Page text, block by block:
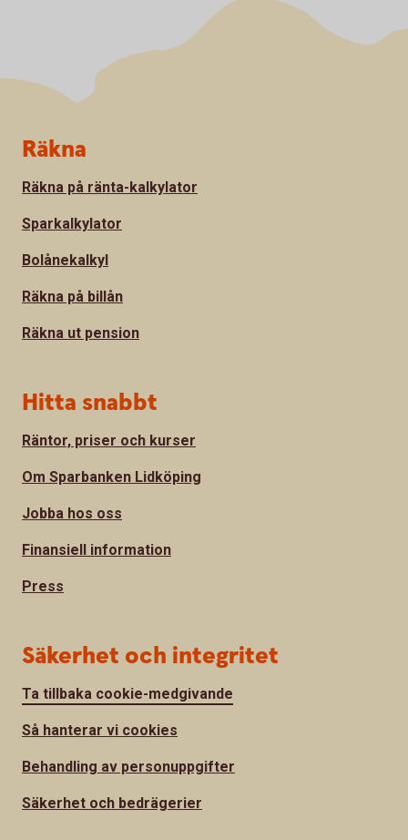
Sidfot
Räkna
Räkna på ränta-kalkylator
Sparkalkylator
Bolånekalkyl
Räkna på billån
Räkna ut pension
Hitta snabbt
Räntor, priser och kurser
Om Sparbanken Lidköping
Jobba hos oss
Finansiell information
Press
Säkerhet och integritet
Ta tillbaka cookie-medgivande
Så hanterar vi cookies
Behandling av personuppgifter
Säkerhet och bedrägerier